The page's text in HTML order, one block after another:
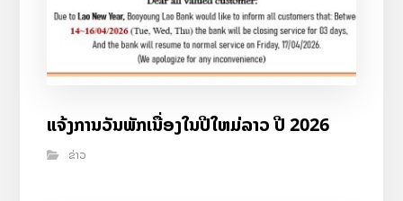
ແຈ້ງການວັນພັກເນື່ອງໃນປີໃຫມ່ລາວ ປີ 2026
ຂ່າວ